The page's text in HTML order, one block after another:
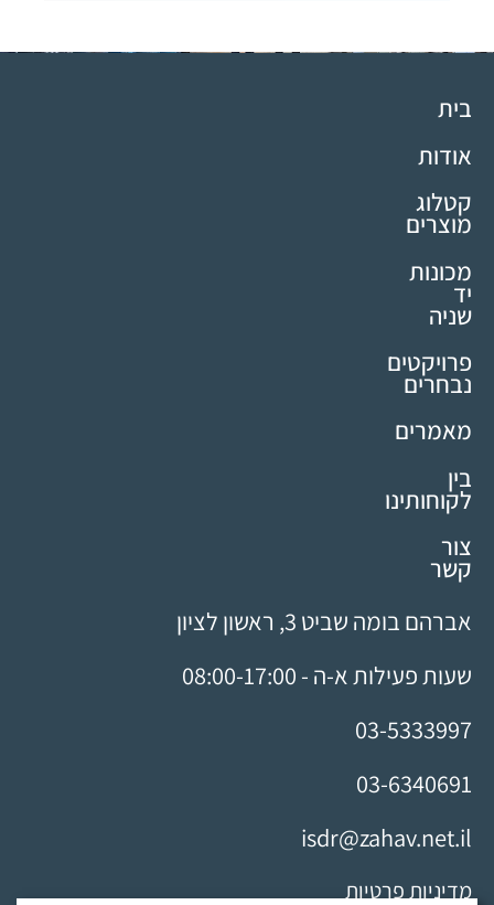
בית
אודות
קטלוג
מוצרים
מכונות
יד
שניה
פרויקטים
נבחרים
מאמרים
בין
לקוחותינו
צור
קשר
אברהם בומה שביט 3, ראשון לציון
שעות פעילות א-ה - 08:00-17:00
03-5333997
03-6340691
isdr@zahav.net.il
מדיניות פרטיות